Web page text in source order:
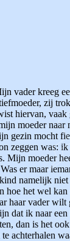
vader kreeg
zij
hiervan,
moeder
mocht
zeggen was:
Mijn moeder
er maar
namelijk
het wel
haar vader
dat ik naar
dan is het
achterhalen